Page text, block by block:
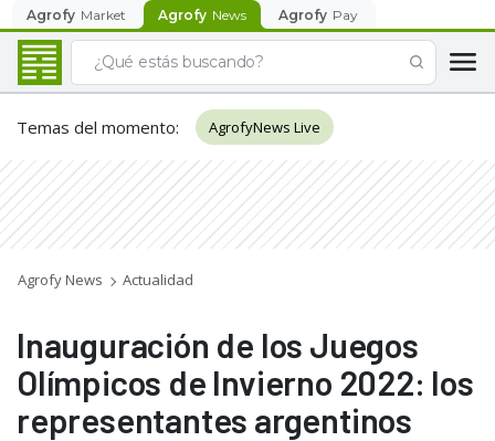
Agrofy Market Agrofy News Agrofy Pay
Temas del momento: AgrofyNews Live
Agrofy News Actualidad
Inauguración de los Juegos
Olímpicos de Invierno 2022: los
representantes argentinos